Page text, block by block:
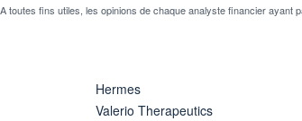
fins utiles, les opinions de chaque analyste financier ayant
Hermes
Valerio Therapeutics